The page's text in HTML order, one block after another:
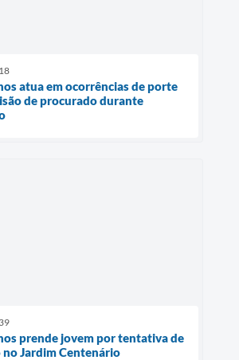
atua em ocorrências de porte
de procurado durante
prende jovem por tentativa de
Jardim Centenário